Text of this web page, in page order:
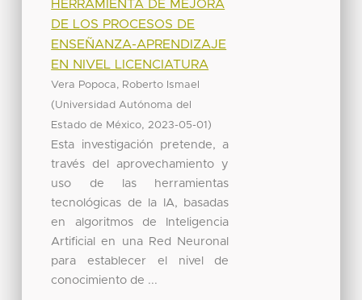
HERRAMIENTA DE MEJORA
DE LOS PROCESOS DE
ENSEÑANZA-APRENDIZAJE
EN NIVEL LICENCIATURA
Vera Popoca, Roberto Ismael
(Universidad Autónoma del
Estado de México, 2023-05-01 )
Esta investigación pretende, a
través del aprovechamiento y
uso de las herramientas
tecnológicas de la IA, basadas
en algoritmos de Inteligencia
Artificial en una Red Neuronal
para establecer el nivel de
conocimiento de ...